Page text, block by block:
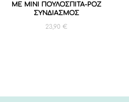
ΜΕ ΜΙΝΙ ΠΟΥΛΟΣΠΙΤΑ-ΡΟΖ
ΣΥΝΔΙΑΣΜΟΣ
23,90 €